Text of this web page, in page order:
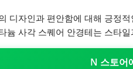
디자인과 편안함에 대해 긍정
늄 사각 스퀘어 안경테는 스타
N 스토어